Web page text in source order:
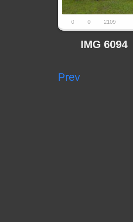
0 0 2109
IMG 6094
Prev